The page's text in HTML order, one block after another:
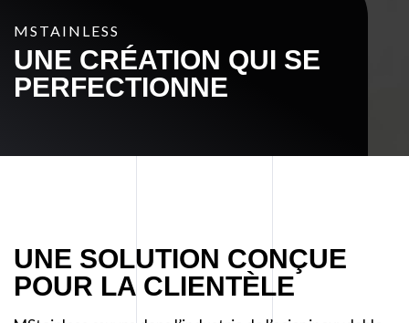
MSTAINLESS
UNE CRÉATION QUI SE
PERFECTIONNE
UNE SOLUTION CONÇUE
POUR LA CLIENTÈLE